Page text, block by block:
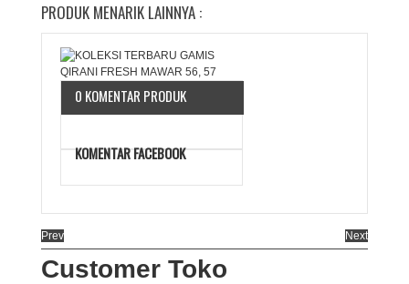
PRODUK MENARIK LAINNYA :
0 KOMENTAR PRODUK
KOMENTAR FACEBOOK
Prev Next
Customer Toko